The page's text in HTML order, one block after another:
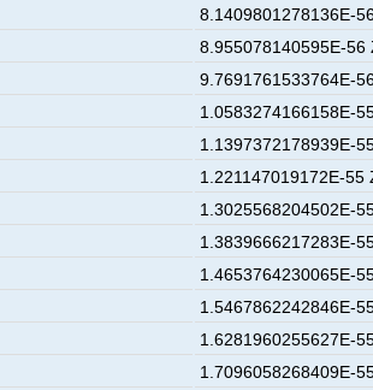
8.1409801278136E-
8.955078140595E-56
9.7691761533764E-
1.0583274166158E-
1.1397372178939E-
1.221147019172E-55
1.3025568204502E-
1.3839666217283E-
1.4653764230065E-
1.5467862242846E-
1.6281960255627E-
1.7096058268409E-